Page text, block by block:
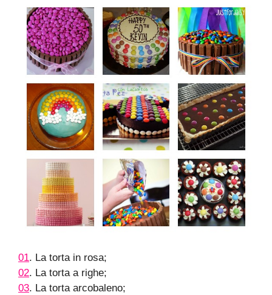
01. La torta in rosa;
02. La torta a righe;
03. La torta arcobaleno;